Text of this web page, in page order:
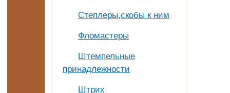
Степлеры,скобы к ним
Фломастеры
Штемпельные
принадлежности
Штрих